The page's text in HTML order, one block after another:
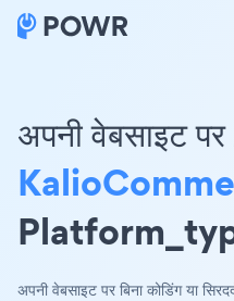
अपनी वेबसाइट
अपनी वेबसाइट पर बिना कोडिंग या